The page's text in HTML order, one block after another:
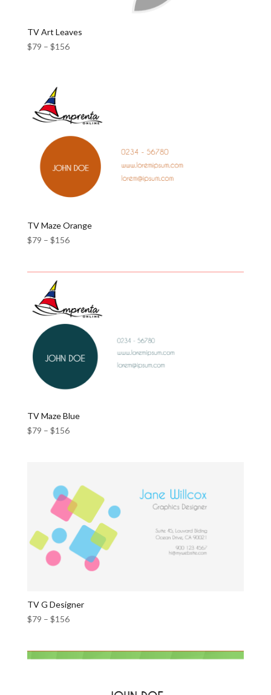
TV Art Leaves
$79 – $156
TV Maze Orange
$79 – $156
TV Maze Blue
$79 – $156
TV G Designer
$79 – $156